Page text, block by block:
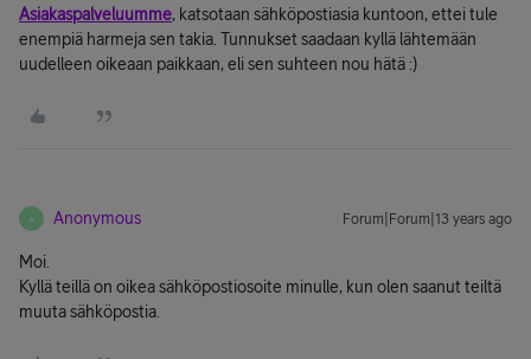
Asiakaspalveluumme, katsotaan sähköpostiasia kuntoon, ettei tule
enempiä harmeja sen takia. Tunnukset saadaan kyllä lähtemään
uudelleen oikeaan paikkaan, eli sen suhteen nou hätä :)
A Anonymous Forum|Forum|13 years ago
Moi.
Kyllä teillä on oikea sähköpostiosoite minulle, kun olen saanut teiltä
muuta sähköpostia.